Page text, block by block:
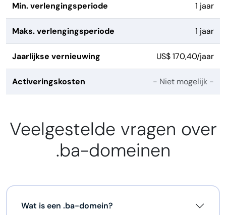
Min. verlengingsperiode 1 jaar
Maks. verlengingsperiode 1 jaar
Jaarlijkse vernieuwing US$ 170,40/jaar
Activeringskosten - Niet mogelijk -
Veelgestelde vragen over
.ba-domeinen
Wat is een .ba-domein?